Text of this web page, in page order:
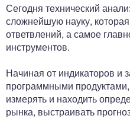
Сегодня технический
сложнейшую науку,
ответвлений, а самое
инструментов.
Начиная от индикаторов и
программными
измерять и находить
рынка, выстраивать